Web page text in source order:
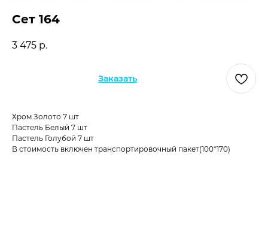
Сет 164
3 475 р.
Заказать
Хром Золото 7 шт
Пастель Белый 7 шт
Пастель Голубой 7 шт
В стоимость включен транспортировочный пакет(100*170)